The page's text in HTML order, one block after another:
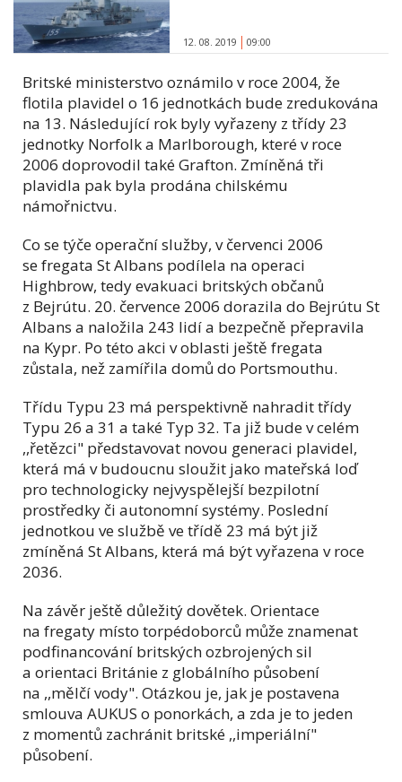
12. 08. 2019 09:00
Britské ministerstvo oznámilo v roce 2004, že
flotila plavidel o 16 jednotkách bude zredukována
na 13. Následující rok byly vyřazeny z třídy 23
jednotky Norfolk a Marlborough, které v roce
2006 doprovodil také Grafton. Zmíněná tři
plavidla pak byla prodána chilskému
námořnictvu.
Co se týče operační služby, v červenci 2006
se fregata St Albans podílela na operaci
Highbrow, tedy evakuaci britských občanů
z Bejrútu. 20. července 2006 dorazila do Bejrútu St
Albans a naložila 243 lidí a bezpečně přepravila
na Kypr. Po této akci v oblasti ještě fregata
zůstala, než zamířila domů do Portsmouthu.
Třídu Typu 23 má perspektivně nahradit třídy
Typu 26 a 31 a také Typ 32. Ta již bude v celém
,,řetězci" představovat novou generaci plavidel,
která má v budoucnu sloužit jako mateřská loď
pro technologicky nejvyspělejší bezpilotní
prostředky či autonomní systémy. Poslední
jednotkou ve službě ve třídě 23 má být již
zmíněná St Albans, která má být vyřazena v roce
2036.
Na závěr ještě důležitý dovětek. Orientace
na fregaty místo torpédoborců může znamenat
podfinancování britských ozbrojených sil
a orientaci Británie z globálního působení
na ,,mělčí vody". Otázkou je, jak je postavena
smlouva AUKUS o ponorkách, a zda je to jeden
z momentů zachránit britské ,,imperiální"
působení.